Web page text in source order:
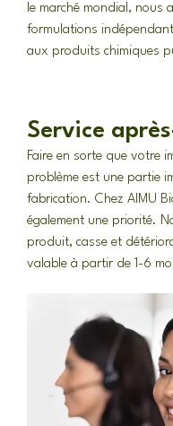
le marché mondial, nous
formulations
aux produits chimiques
Service
Faire en sorte que votre
problème est une partie
fabrication. Chez AIMU
également une priorité.
produit, casse et
valable à partir de 1-6